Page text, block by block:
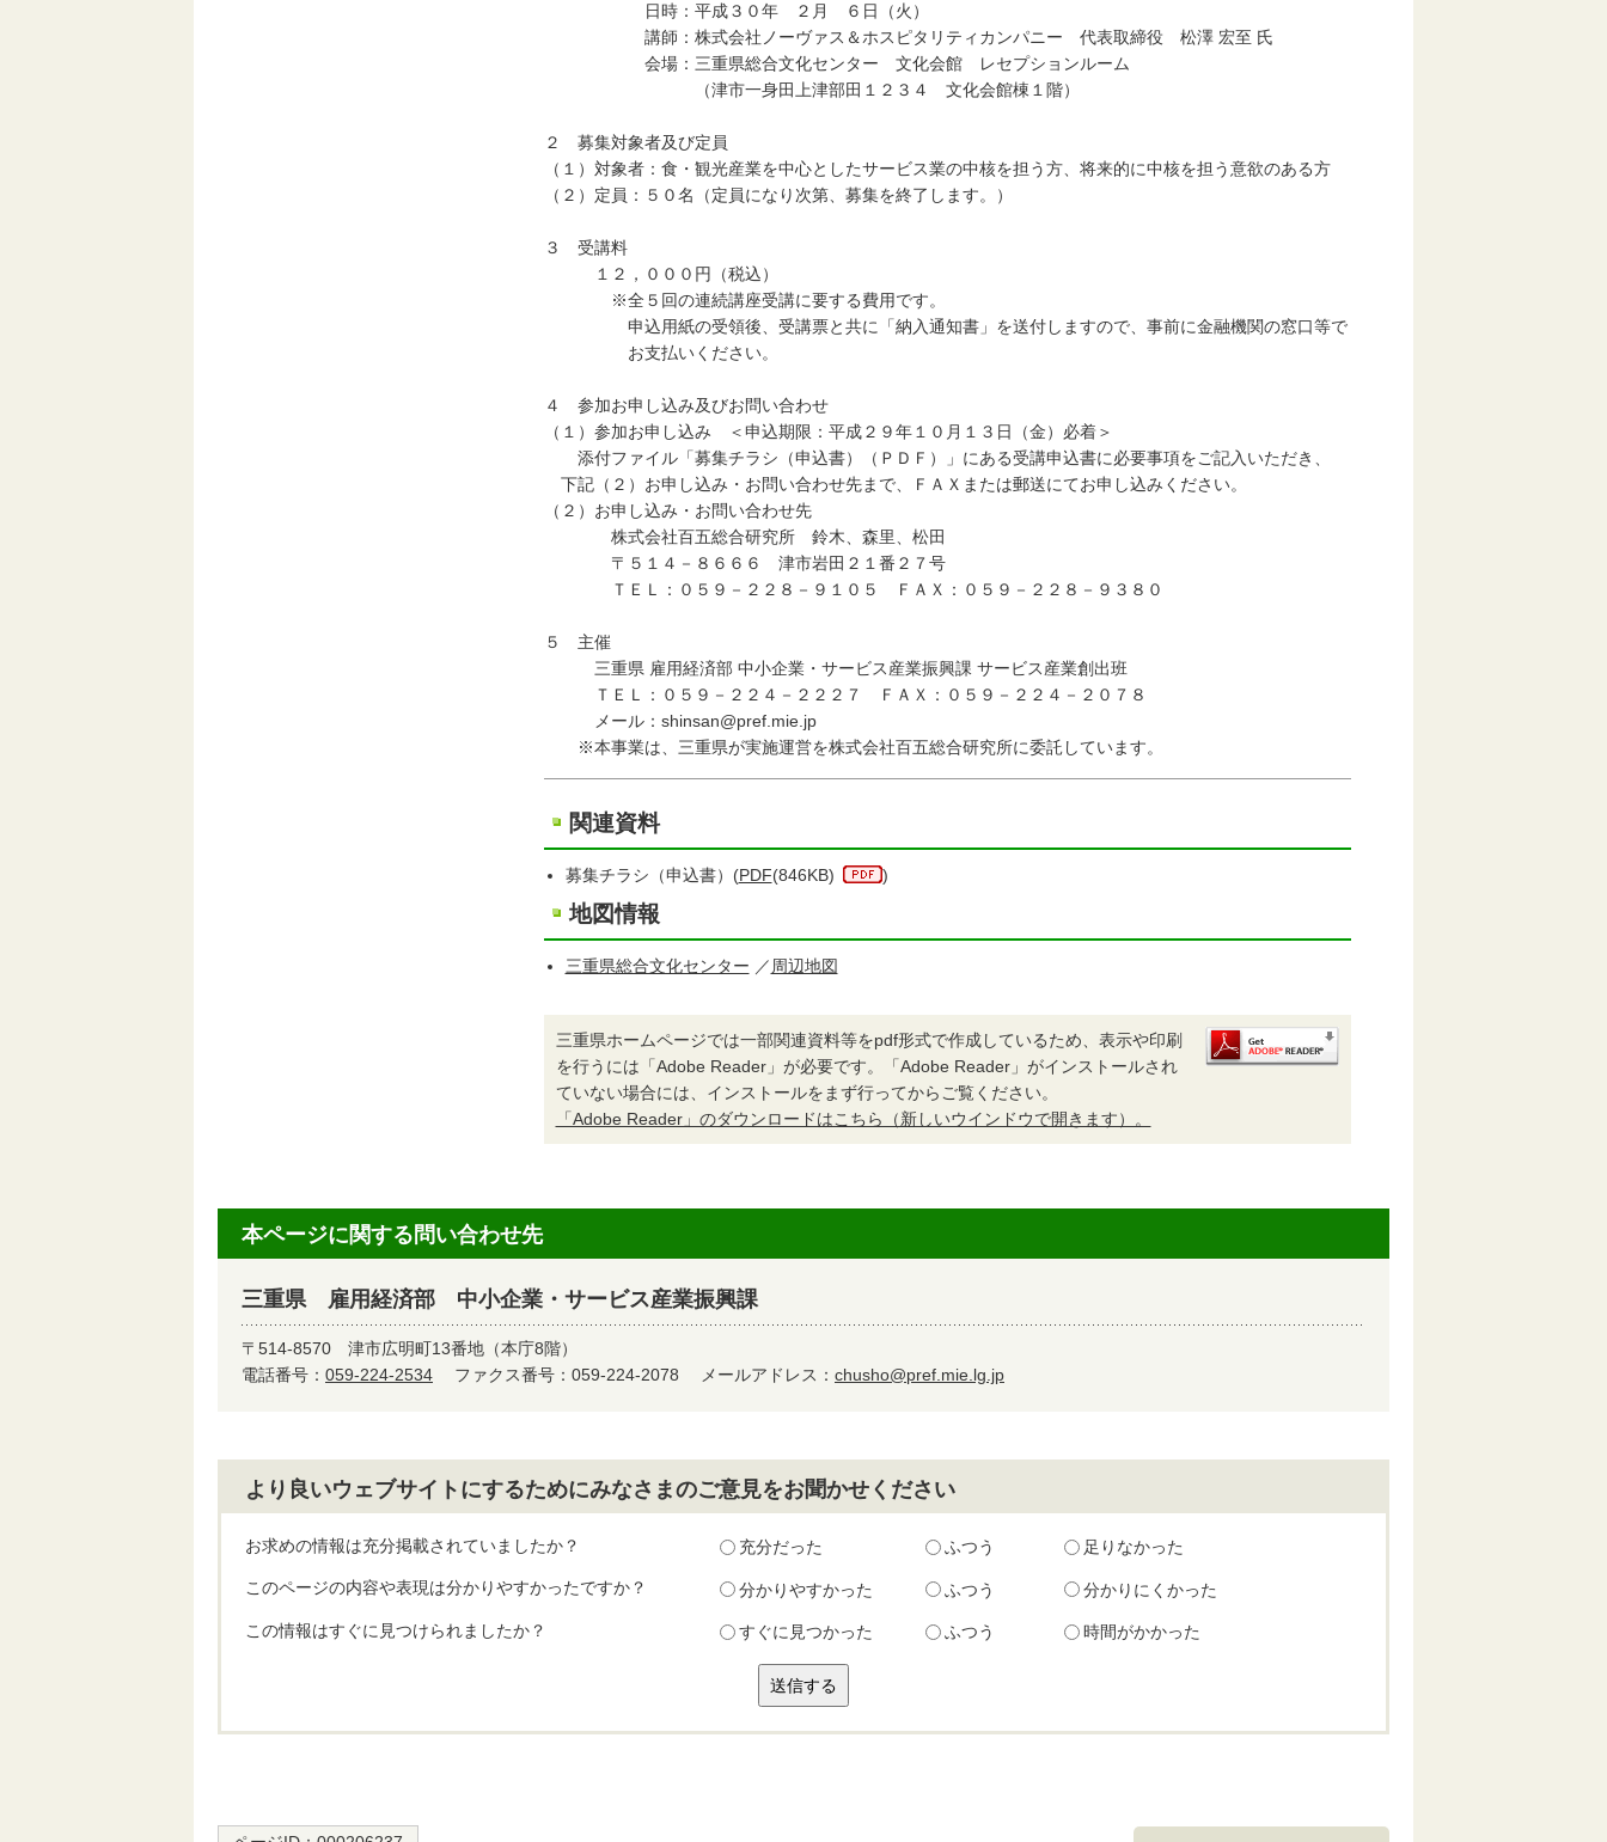
日時：平成３０年 ２月 ６日（火）
講師：株式会社ノーヴァス＆ホスピタリティカンパニー 代表取締役 松澤 宏至 氏
会場：三重県総合文化センター 文化会館 レセプションルーム
（津市一身田上津部田１２３４ 文化会館棟１階）
２ 募集対象者及び定員
（１）対象者：食・観光産業を中心としたサービス業の中核を担う方、将来的に中核を担う意欲のある方
（２）定員：５０名（定員になり次第、募集を終了します。）
３ 受講料
１２，０００円（税込）
※全５回の連続講座受講に要する費用です。
申込用紙の受領後、受講票と共に「納入通知書」を送付しますので、事前に金融機関の窓口等で
お支払いください。
４ 参加お申し込み及びお問い合わせ
（１）参加お申し込み ＜申込期限：平成２９年１０月１３日（金）必着＞
添付ファイル「募集チラシ（申込書）（ＰＤＦ）」にある受講申込書に必要事項をご記入いただき、
下記（２）お申し込み・お問い合わせ先まで、ＦＡＸまたは郵送にてお申し込みください。
（２）お申し込み・お問い合わせ先
株式会社百五総合研究所 鈴木、森里、松田
〒５１４－８６６６ 津市岩田２１番２７号
ＴＥＬ：０５９－２２８－９１０５ ＦＡＸ：０５９－２２８－９３８０
５ 主催
三重県 雇用経済部 中小企業・サービス産業振興課 サービス産業創出班
ＴＥＬ：０５９－２２４－２２２７ ＦＡＸ：０５９－２２４－２０７８
メール：shinsan@pref.mie.jp
※本事業は、三重県が実施運営を株式会社百五総合研究所に委託しています。
関連資料
募集チラシ（申込書）(PDF(846KB) )
地図情報
三重県総合文化センター ／ 周辺地図
三重県ホームページでは一部関連資料等をpdf形式で作成しているため、表示や印刷
を行うには「Adobe Reader」が必要です。「Adobe Reader」がインストールされ
ていない場合には、インストールをまず行ってからご覧ください。
「Adobe Reader」のダウンロードはこちら（新しいウインドウで開きます）。
本ページに関する問い合わせ先
三重県 雇用経済部 中小企業・サービス産業振興課
〒514-8570 津市広明町13番地（本庁8階）
電話番号： 059-224-2534 ファクス番号：059-224-2078 メールアドレス： chusho@pref.mie.lg.jp
より良いウェブサイトにするためにみなさまのご意見をお聞かせください
お求めの情報は充分掲載されていましたか？ 充分だった ふつう 足りなかった
このページの内容や表現は分かりやすかったですか？ 分かりやすかった ふつう 分かりにくかった
この情報はすぐに見つけられましたか？ すぐに見つかった ふつう 時間がかかった